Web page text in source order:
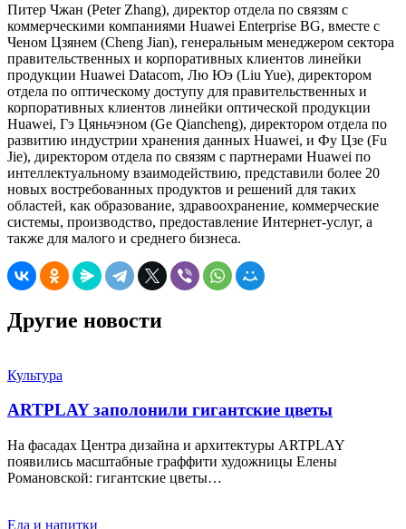
Питер Чжан (Peter Zhang), директор отдела по связям с
коммерческими компаниями Huawei Enterprise BG, вместе с
Ченом Цзянем (Cheng Jian), генеральным менеджером сектора
правительственных и корпоративных клиентов линейки
продукции Huawei Datacom, Лю Юэ (Liu Yue), директором
отдела по оптическому доступу для правительственных и
корпоративных клиентов линейки оптической продукции
Huawei, Гэ Цяньчэном (Ge Qiancheng), директором отдела по
развитию индустрии хранения данных Huawei, и Фу Цзе (Fu
Jie), директором отдела по связям с партнерами Huawei по
интеллектуальному взаимодействию, представили более 20
новых востребованных продуктов и решений для таких
областей, как образование, здравоохранение, коммерческие
системы, производство, предоставление Интернет-услуг, а
также для малого и среднего бизнеса.
Другие новости
Культура
ARTPLAY заполонили гигантские цветы
На фасадах Центра дизайна и архитектуры ARTPLAY
появились масштабные граффити художницы Елены
Романовской: гигантские цветы…
Еда и напитки